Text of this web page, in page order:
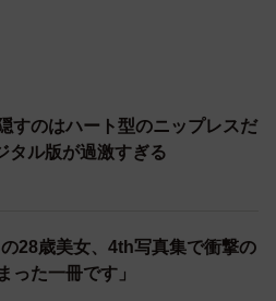
のはハート型のニップレスだ
ル版が過激すぎる
28歳美女、4th写真集で衝撃の
た一冊です」